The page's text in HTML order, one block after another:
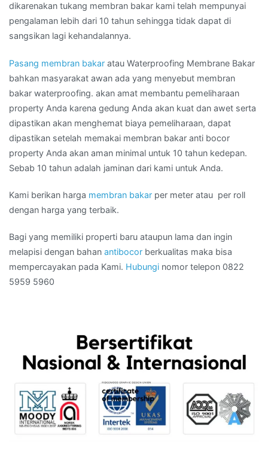
dikarenakan tukang membran bakar kami telah mempunyai
pengalaman lebih dari 10 tahun sehingga tidak dapat di
sangsikan lagi kehandalannya.
Pasang membran bakar atau Waterproofing Membrane Bakar
bahkan masyarakat awan ada yang menyebut membran
bakar waterproofing. akan amat membantu pemeliharaan
property Anda karena gedung Anda akan kuat dan awet serta
dipastikan akan menghemat biaya pemeliharaan, dapat
dipastikan setelah memakai membran bakar anti bocor
property Anda akan aman minimal untuk 10 tahun kedepan.
Sebab 10 tahun adalah jaminan dari kami untuk Anda.
Kami berikan harga membran bakar per meter atau per roll
dengan harga yang terbaik.
Bagi yang memiliki properti baru ataupun lama dan ingin
melapisi dengan bahan antibocor berkualitas maka bisa
mempercayakan pada Kami. Hubungi nomor telepon 0822
5959 5960